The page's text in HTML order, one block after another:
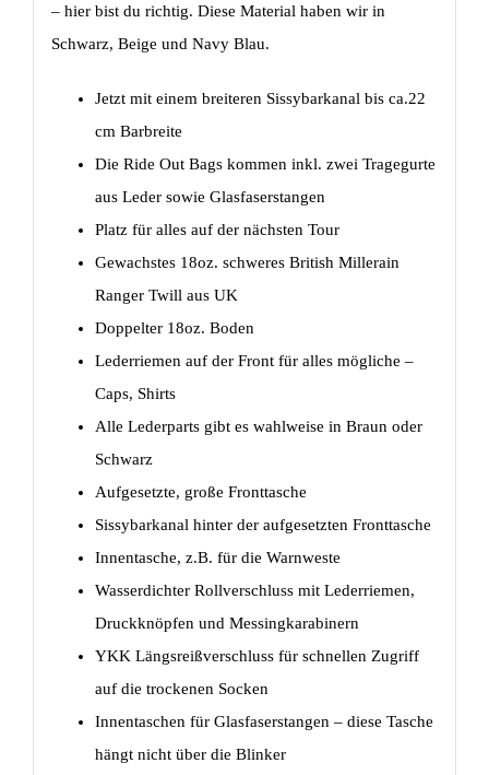
– hier bist du richtig. Diese Material haben wir in
Schwarz, Beige und Navy Blau.
Jetzt mit einem breiteren Sissybarkanal bis ca.22
cm Barbreite
Die Ride Out Bags kommen inkl. zwei Tragegurte
aus Leder sowie Glasfaserstangen
Platz für alles auf der nächsten Tour
Gewachstes 18oz. schweres British Millerain
Ranger Twill aus UK
Doppelter 18oz. Boden
Lederriemen auf der Front für alles mögliche –
Caps, Shirts
Alle Lederparts gibt es wahlweise in Braun oder
Schwarz
Aufgesetzte, große Fronttasche
Sissybarkanal hinter der aufgesetzten Fronttasche
Innentasche, z.B. für die Warnweste
Wasserdichter Rollverschluss mit Lederriemen,
Druckknöpfen und Messingkarabinern
YKK Längsreißverschluss für schnellen Zugriff
auf die trockenen Socken
Innentaschen für Glasfaserstangen – diese Tasche
hängt nicht über die Blinker